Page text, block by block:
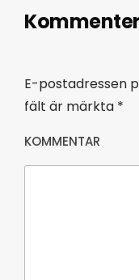
E-postadressen
fält är märkta *
KOMMENTAR